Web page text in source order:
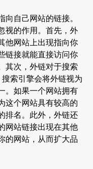
自己网站的链接。
视的作用。首先，外
他网站上出现指向你
链接就能直接访问你
其次，外链对于搜索
索引擎会将外链视为
。如果一个网站拥有
这个网站具有较高的
排名。此外，外链还
网站链接出现在其他
的网站，从而扩大品